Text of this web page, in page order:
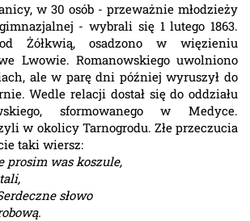
w 30 osób - przeważnie młodzieży
- wybrali się 1 lutego 1863.
Żółkwią, osadzono w więzieniu
Lwowie. Romanowskiego uwolniono
ale w parę dni później wyruszył do
Wedle relacji dostał się do oddziału
sformowanego w Medyce.
w okolicy Tarnogrodu. Złe przeczucia
taki wiersz:
prosim was koszule,
słowo